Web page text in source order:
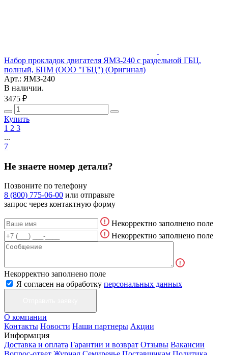
Набор прокладок двигателя ЯМЗ-240 с раздельной ГБЦ,
полный, БПМ (ООО "ГБЦ") (Оригинал)
Арт.: ЯМЗ-240
В наличии.
3475 ₽
Купить
1 2 3
...
7
Не знаете номер детали?
Позвоните по телефону
8 (800) 775-06-00 или отправьте
запрос через контактную форму
Некорректно заполнено поле
Некорректно заполнено поле
Некорректно заполнено поле
Я согласен на обработку персональных данных
О компании
Контакты Новости Наши партнеры Акции
Информация
Доставка и оплата Гарантии и возврат Отзывы Вакансии